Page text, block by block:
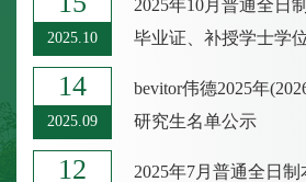
2025.10
2025年10月普通全日
毕业证、补授学士学
14
2025.09
bevitor伟德2025年
研究生名单公示
12
2025年7月普通全日